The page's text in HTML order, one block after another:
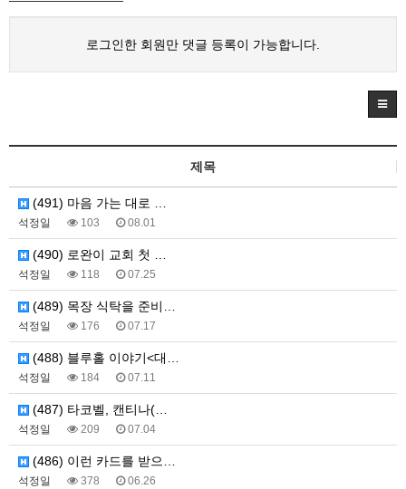
로그인한 회원만 댓글 등록이 가능합니다.
제목
(491) 마음 가는 대로 …
석정일 103 08.01
(490) 로완이 교회 첫 …
석정일 118 07.25
(489) 목장 식탁을 준비…
석정일 176 07.17
(488) 블루홀 이야기<대…
석정일 184 07.11
(487) 타코벨, 캔티나(…
석정일 209 07.04
(486) 이런 카드를 받으…
석정일 378 06.26